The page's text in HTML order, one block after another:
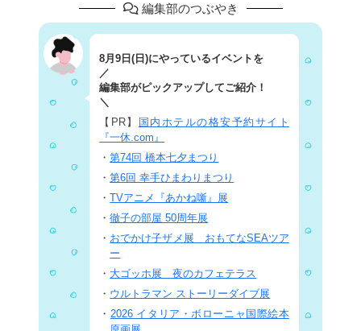
編集部のつぶやき
8月9日(日)にやっているイベントを
／
編集部がピックアップしてご紹介！
＼
【PR】
国内ホテルの格安予約サイト
『一休.com』
・第74回 橋本七夕まつり
・第6回 幸手ひまわりまつり
・TVアニメ『あかね噺』展
・徹子の部屋 50周年展
・ おでかけ子ザメ展 おもてなSEAツア
ー
・ 大ゴッホ展 夜のカフェテラス
・ ウルトラマン ストーリーダイブ展
・ 2026 イタリア・ボローニャ国際絵本